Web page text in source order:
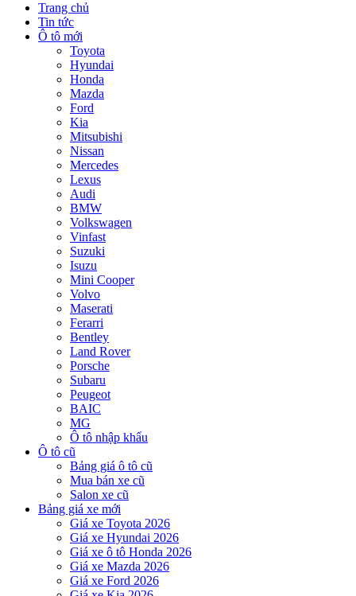
Trang chủ
Tin tức
Ô tô mới
Toyota
Hyundai
Honda
Mazda
Ford
Kia
Mitsubishi
Nissan
Mercedes
Lexus
Audi
BMW
Volkswagen
Vinfast
Suzuki
Isuzu
Mini Cooper
Volvo
Maserati
Ferarri
Bentley
Land Rover
Porsche
Subaru
Peugeot
BAIC
MG
Ô tô nhập khẩu
Ô tô cũ
Bảng giá ô tô cũ
Mua bán xe cũ
Salon xe cũ
Bảng giá xe mới
Giá xe Toyota 2026
Giá xe Hyundai 2026
Giá xe ô tô Honda 2026
Giá xe Mazda 2026
Giá xe Ford 2026